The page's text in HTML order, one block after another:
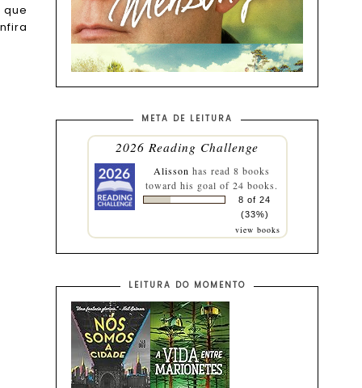
META DE LEITURA
2026 Reading Challenge
Alisson has read 8 books
toward his goal of 24 books.
8 of 24
(33%)
view books
LEITURA DO MOMENTO